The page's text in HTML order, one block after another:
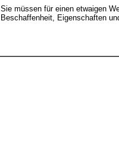
Sie müssen für einen etwaigen
Beschaffenheit, Eigenschaften